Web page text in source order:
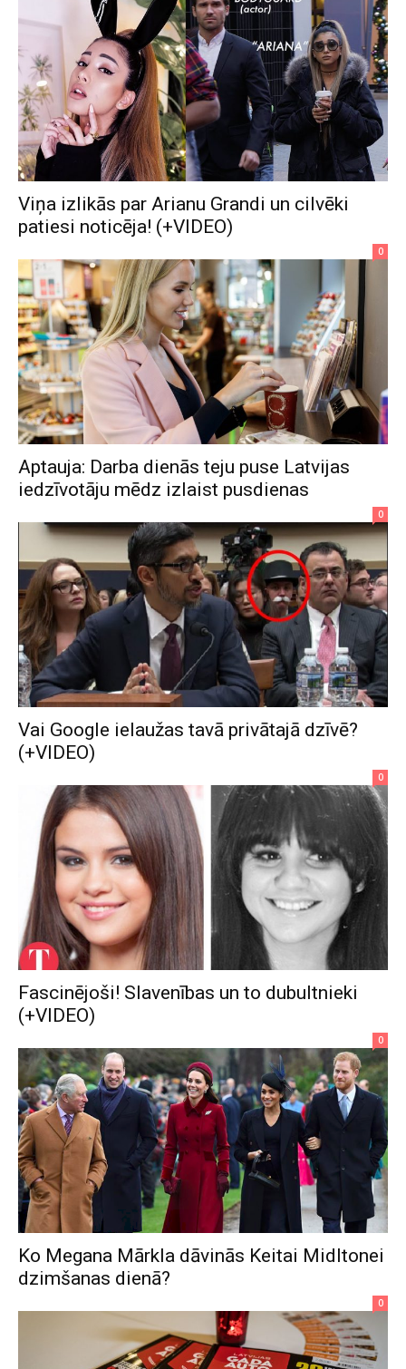
Viņa izlikās par Arianu Grandi un cilvēki
patiesi noticēja! (+VIDEO)
0
Aptauja: Darba dienās teju puse Latvijas
iedzīvotāju mēdz izlaist pusdienas
0
Vai Google ielaužas tavā privātajā dzīvē?
(+VIDEO)
0
Fascinējoši! Slavenības un to dubultnieki
(+VIDEO)
0
Ko Megana Mārkla dāvinās Keitai Midltonei
dzimšanas dienā?
0